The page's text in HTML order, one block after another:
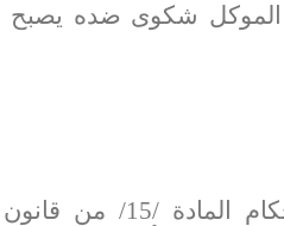
شكوى ضده يصبح
حرصاً على إستقلالية المحامي في ممارسة دوره وتأكيداً